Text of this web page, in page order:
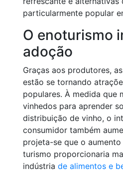
particularmente popular
O enoturismo
adoção
Graças aos produtores,
estão se tornando
populares. À medida que
vinhedos para aprender
distribuição de vinho, o
consumidor também
projeta-se que o
turismo proporcionaria
indústria de alimentos e